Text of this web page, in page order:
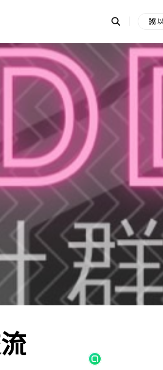
Search
messages
search
area